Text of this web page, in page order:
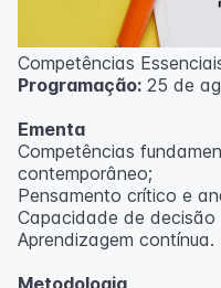
Competências
Programação: 25 de
Ementa
Competências
contemporâneo;
Pensamento crítico e
Capacidade de
Aprendizagem contínua.